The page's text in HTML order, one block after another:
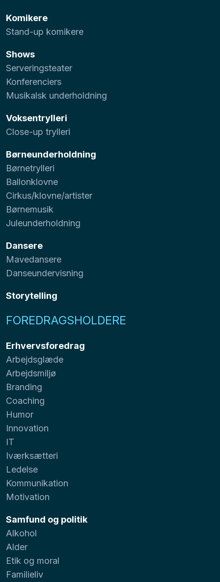
Komikere
Stand-up komikere
Shows
Serveringsteater
Konferenciers
Musikalsk underholdning
Voksentrylleri
Close-up trylleri
Børneunderholdning
Børnetrylleri
Ballonklovne
Cirkus/klovne/artister
Børnemusik
Juleunderholdning
Dansere
Mavedansere
Danseundervisning
Storytelling
FOREDRAGSHOLDERE
Erhvervsforedrag
Arbejdsglæde
Arbejdsmiljø
Branding
Coaching
Humor
Innovation
IT
Iværksætteri
Ledelse
Kommunikation
Motivation
Samfund og politik
Alkohol
Alder
Etik og moral
Familieliv